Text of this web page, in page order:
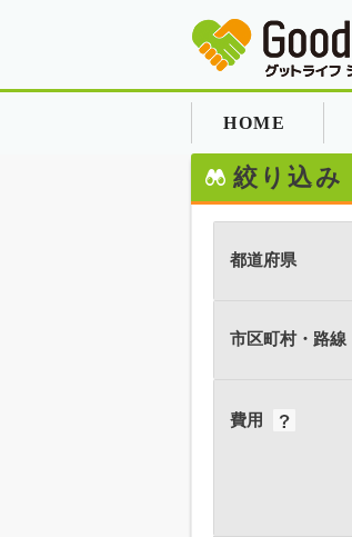
HOME
絞り込み
都道府県
市区町村・路線
費用